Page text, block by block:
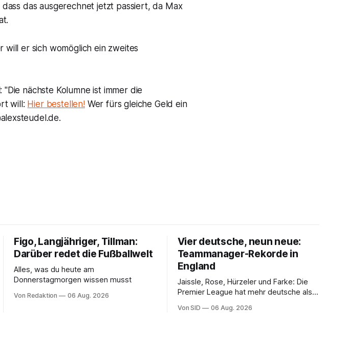
das ausgerechnet jetzt passiert, da Max
will er sich womöglich ein zweites
nächste Kolumne ist immer die
will: Hier bestellen!Wer fürs gleiche Geld ein
Figo, Langjähriger, Tillman:
Darüber redet die Fußballwelt
Alles, was du heute am
Donnerstagmorgen wissen musst
Von Redaktion 06 Aug. 2026
Vier deutsche, neun neue:
Teammanager-Rekorde in
England
Jaissle, Rose, Hürzeler und Farke: Die
Premier League hat mehr deutsche als
Von SID 06 Aug. 2026